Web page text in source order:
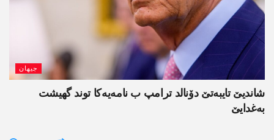
جیھان
شاندیێ تایبەتێ دۆنالد ترامپ ب نامەیەکا توند گھیشت
بەغدایێ